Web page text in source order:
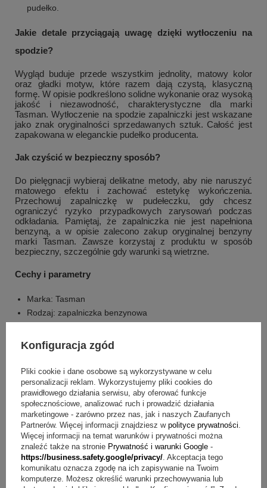
+2
Zobacz więcej
pudełko.
Jakie detale przyciągają uwagę dzięki wytłoczeniu na
spodzie?
Wygląd buduje przede wszystkim jednolity, matowy kolor
oraz gładki motyw, które razem dają czystą, klasyczną
formę. W opisie podkreślono solidne wykonanie oraz wysoką
jakość i niezawodność, charakterystyczne dla marki
Tasman. Wytłoczenie na spodzie zapalniczki jest wskazane
jako znak oryginalności sprzedawanych sztuk. Całość jest
zapakowana w eleganckie pudełko producenta.
Jak czyścić w bezpieczny sposób?
Do pielęgnacji wybieraj delikatne metody, aby nie naruszyć
matowego efektu i zachować estetykę wykończenia.
Przechowuj zapalniczkę w pudełeczku, gdy chcesz
ograniczyć ryzyko przypadkowych zarysowań podczas
odkładania. Pamiętaj, że zapalniczka nie jest napełniona
benzyną, a w opisie zalecono zakup oryginalnej benzyny
marki Tasman. Zawsze korzystaj z produktu w sposób
bezpieczny, szczególnie gdy warunki są wietrzne.
Cechy i parametry
Marka: Tasman
Rodzaj: zapalniczka benzynowa
Motyw: gładka
Kształt: klasyczny kształt
System: Windproof
Gwarancja na działanie: dożywotnia
Gwarancja producenta: wieczysta
Oryginalność: wytłoczenie na spodzie zapalniczki
Napełnienie: zapalniczka nie jest napełniona benzyną
Zalecenie: zakup oryginalnej benzyny marki Tasman
Opakowanie: eleganckie oryginalne pudełko producenta
Co otrzymujesz w zestawie?
Konfiguracja zgód
Pliki cookie i dane osobowe są wykorzystywane w celu
personalizacji reklam. Wykorzystujemy pliki cookies do
prawidłowego działania serwisu, aby oferować funkcje
społecznościowe, analizować ruch i prowadzić działania
marketingowe - zarówno przez nas, jak i naszych Zaufanych
Partnerów. Więcej informacji znajdziesz w polityce prywatności
Więcej informacji na temat warunków i prywatności można
znaleźć także na stronie Prywatność i warunki Google -
https://business.safety.google/privacy/ . Akceptacja tego
komunikatu oznacza zgodę na ich zapisywanie na Twoim
komputerze. Możesz określić warunki przechowywania lub